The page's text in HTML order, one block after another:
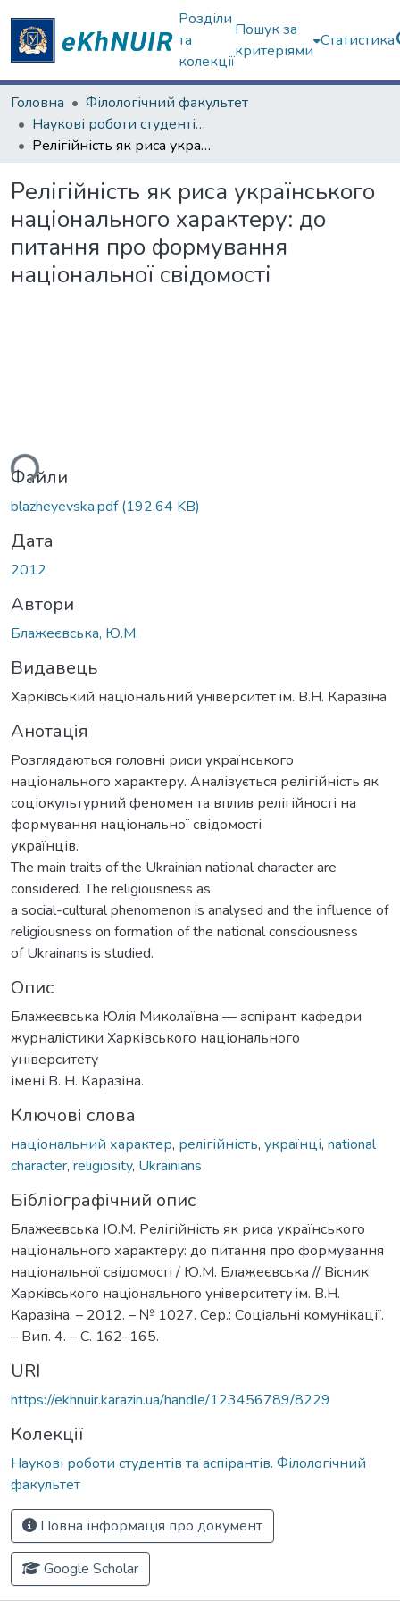
Розділи
та
колекції
Пошук за
критеріями
Статистика
Головна
Філологічний факультет
Наукові роботи студентів та аспірантів. Філологічний факультет
Релігійність як риса українського національного характеру: до питання про формування національної свідомості
Релігійність як риса українського
національного характеру: до
питання про формування
національної свідомості
Файли
blazheyevska.pdf(192,64 KB)
Дата
2012
Автори
Блажеєвська, Ю.М.
Видавець
Харкiвський нацiональний унiверситет iм. В.Н. Каразiна
Анотація
Розглядаються головні риси українського
національного характеру. Аналізується релігійність як
соціокультурний феномен та вплив релігійності на
формування національної свідомості
українців.
The main traits of the Ukrainian national character are
considered. The religiousness as
a social-cultural phenomenon is analysed and the influence of
religiousness on formation of the national consciousness
of Ukrainans is studied.
Опис
Блажеєвська Юлія Миколаївна — аспірант кафедри
журналістики Харківського національного
університету
імені В. Н. Каразіна.
Ключові слова
національний характер, релігійність, українці, national
character, religiosity, Ukrainians
Бібліографічний опис
Блажеєвська Ю.М. Релігійність як риса українського
національного характеру: до питання про формування
національної свідомості / Ю.М. Блажеєвська // Вiсник
Харкiвського нацiонального унiверситету iм. В.Н.
Каразiна. – 2012. – № 1027. Сер.: Соціальні комунікації.
– Вип. 4. – С. 162–165.
URI
https://ekhnuir.karazin.ua/handle/123456789/8229
Колекції
Наукові роботи студентів та аспірантів. Філологічний
факультет
Повна інформація про документ
Google Scholar